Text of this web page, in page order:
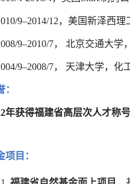
9–2014/12，美国新泽西
9–2010/7， 北京交通大学
9–2008/7， 天津大学，化
：
年获得福建省高层次人才称号
项目：